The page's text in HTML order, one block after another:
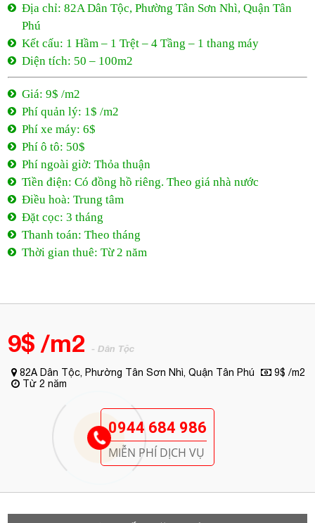
Địa chỉ: 82A Dân Tộc, Phường Tân Sơn Nhì, Quận Tân
Phú
Kết cấu: 1 Hầm – 1 Trệt – 4 Tầng – 1 thang máy
Diện tích: 50 – 100m2
Giá: 9$ /m2
Phí quản lý: 1$ /m2
Phí xe máy: 6$
Phí ô tô: 50$
Phí ngoài giờ: Thỏa thuận
Tiền điện: Có đồng hồ riêng. Theo giá nhà nước
Điều hoà: Trung tâm
Đặt cọc: 3 tháng
Thanh toán: Theo tháng
Thời gian thuê: Từ 2 năm
9$ /m2 - Dân Tộc
82A Dân Tộc, Phường Tân Sơn Nhì, Quận Tân Phú
9$ /m2
Từ 2 năm
0944 684 986
MIỄN PHÍ DỊCH VỤ